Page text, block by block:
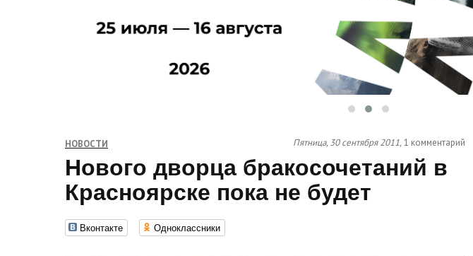
НОВОСТИ Пятница, 30 сентября 2011,1 комментарий
Нового дворца бракосочетаний в
Красноярске пока не будет
Вконтакте Одноклассники